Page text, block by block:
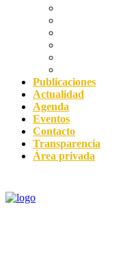
Publicaciones
Actualidad
Agenda
Eventos
Contacto
Transparencia
Área privada